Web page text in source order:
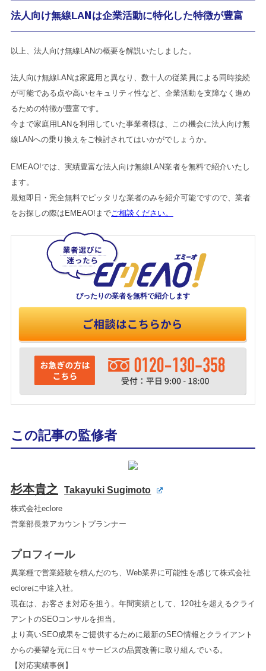
法人向け無線LANは企業活動に特化した特徴が豊富
以上、法人向け無線LANの概要を解説いたしました。
法人向け無線LANは家庭用と異なり、数十人の従業員による同時接続
が可能である点や高いセキュリティ性など、企業活動を支障なく進め
るための特徴が豊富です。
今まで家庭用LANを利用していた事業者様は、この機会に法人向け無
線LANへの乗り換えをご検討されてはいかがでしょうか。
EMEAO!では、実績豊富な法人向け無線LAN業者を無料で紹介いたし
ます。
最短即日・完全無料でピッタリな業者のみを紹介可能ですので、業者
をお探しの際はEMEAO!まで ご相談ください。
ぴったりの業者を無料で紹介します
この記事の監修者
杉本貴之 Takayuki Sugimoto
株式会社eclore
営業部長兼アカウントプランナー
プロフィール
異業種で営業経験を積んだのち、Web業界に可能性を感じて株式会社
ecloreに中途入社。
現在は、お客さま対応を担う。年間実績として、120社を超えるクライ
アントのSEOコンサルを担当。
より高いSEO成果をご提供するために最新のSEO情報とクライアント
からの要望を元に日々サービスの品質改善に取り組んでいる。
【対応実績事例】